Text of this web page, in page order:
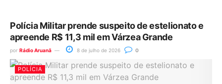
Polícia Militar prende suspeito de estelionato e
apreende R$ 11,3 mil em Várzea Grande
por Rádio Aruanã 8 de julho de 2026 0
POLÍCIA